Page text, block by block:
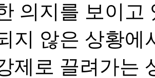
의지를 보이
지 않은 상황에
제로 끌려가는